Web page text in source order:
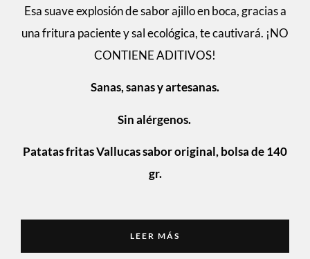
Esasuave explosión de sabor ajillo en boca, gracias a
una fritura paciente ysal ecológica, te cautivará. ¡NO
CONTIENEADITIVOS!
Sanas, sanas y artesanas.
Sin alérgenos.
Patatas fritas Vallucas sabor original, bolsa de 140
gr.
LEER MÁS